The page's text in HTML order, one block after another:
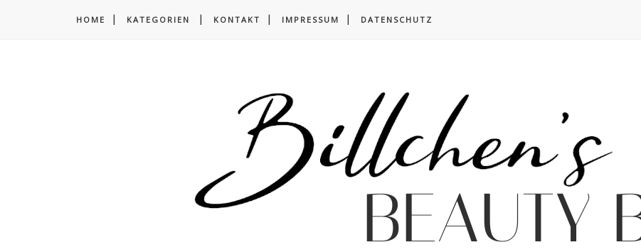
HOME KATEGORIEN KONTAKT IMPRESSUM DATENSCHUTZ